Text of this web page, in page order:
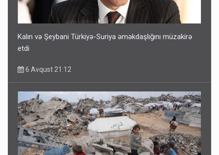
Kalın və Şeybani Türkiyə-Suriya əməkdaşlığını müzakirə
etdi
6 Avqust 21:12